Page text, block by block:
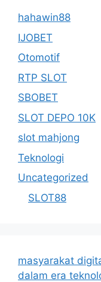
hahawin88
IJOBET
Otomotif
RTP SLOT
SBOBET
SLOT DEPO 10K
slot mahjong
Teknologi
Uncategorized
SLOT88
masyarakat
dalam era